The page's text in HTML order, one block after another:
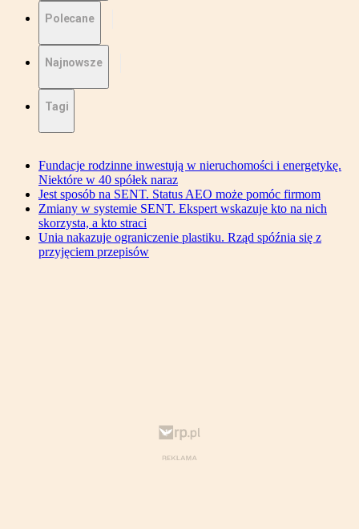
Polecane
Najnowsze
Tagi
Fundacje rodzinne inwestują w nieruchomości i energetykę.
Niektóre w 40 spółek naraz
Jest sposób na SENT. Status AEO może pomóc firmom
Zmiany w systemie SENT. Ekspert wskazuje kto na nich
skorzysta, a kto straci
Unia nakazuje ograniczenie plastiku. Rząd spóźnia się z
przyjęciem przepisów